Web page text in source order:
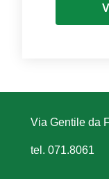
Via Gentile da
tel. 071.8061